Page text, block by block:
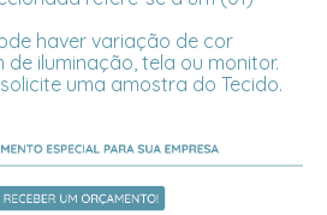
haver variação de cor
iluminação, tela ou monitor.
uma amostra do Tecido.